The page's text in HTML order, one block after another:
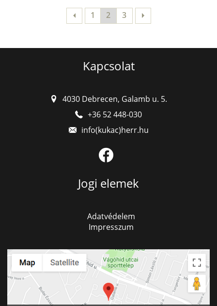
1 2 3
Kapcsolat
4030 Debrecen, Galamb u. 5.
+36 52 448-030
Jogi elemek
Adatvédelem
Impresszum